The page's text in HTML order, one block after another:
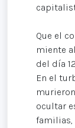
Que el
miente
del día
En el
ocultar
familias,